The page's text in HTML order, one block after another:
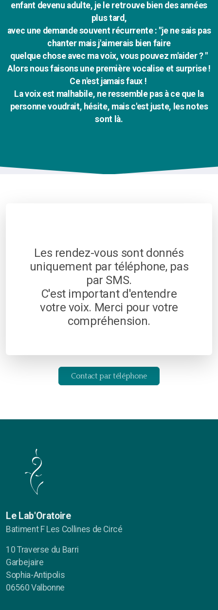
enfant devenu adulte, je le retrouve bien des années
plus tard,
avec une demande souvent récurrente : "je ne sais pas
chanter mais j'aimerais bien faire
quelque chose avec ma voix, vous pouvez m'aider ? "
Alors nous faisons une première vocalise et surprise !
Ce n'est jamais faux !
La voix est malhabile, ne ressemble pas à ce que la
personne voudrait, hésite, mais c'est juste, les notes
sont là.
Les rendez-vous sont donnés
uniquement par téléphone, pas
par SMS.
C'est important d'entendre
votre voix. Merci pour votre
compréhension.
Contact par téléphone
Le Lab'Oratoire
Batiment F Les Collines de Circé
10 Traverse du Barri
Garbejaire
Sophia-Antipolis
06560 Valbonne